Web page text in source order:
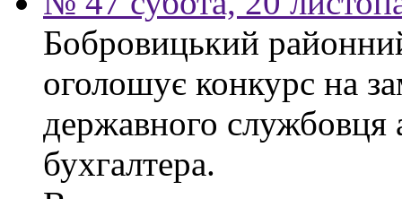
Бобровицький районний
оголошує конкурс на
державного службовця
бухгалтера.